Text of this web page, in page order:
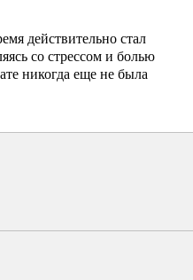
действительно стал
со стрессом и болью
никогда еще не была